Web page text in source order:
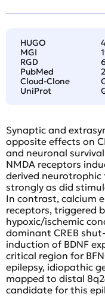
HUGO
MGI
RGD
PubMed
Cloud-Clone
UniProt
Synaptic and
opposite effects on
and neuronal
NMDA receptors
derived neurotrophic
strongly as did
In contrast, calcium
receptors, triggered
hypoxic/ischemic
dominant CREB
induction of BDNF
critical region for
epilepsy, idiopathic
mapped to distal
candidate for this